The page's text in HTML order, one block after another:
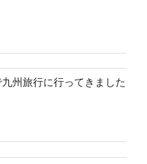
州旅行に行ってきました